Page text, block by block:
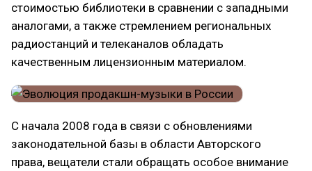
стоимостью библиотеки в сравнении с западными
аналогами, а также стремлением региональных
радиостанций и телеканалов обладать
качественным лицензионным материалом.
С начала 2008 года в связи с обновлениями
законодательной базы в области Авторского
права, вещатели стали обращать особое внимание